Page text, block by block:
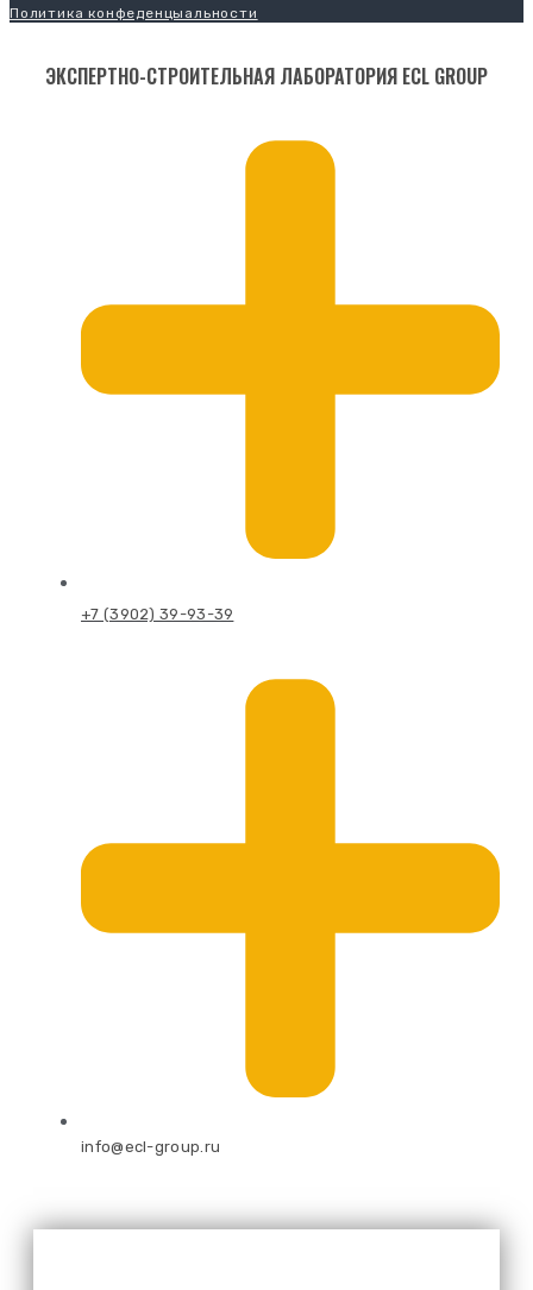
Политика конфеденцыальности
ЭКСПЕРТНО-СТРОИТЕЛЬНАЯ ЛАБОРАТОРИЯ ECL GROUP
+7 (3902) 39-93-39
info@ecl-group.ru